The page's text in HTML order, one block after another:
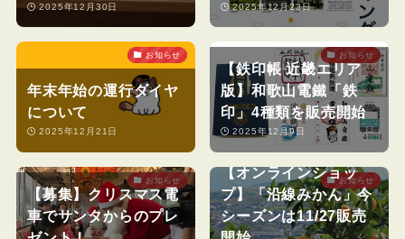
2025年12月30日 2025年12月23日
お知らせ
年末年始の運行ダイヤ
について
2025年12月21日
お知らせ
【鉄印帳 近畿エリア
版】和歌山電鐵「鉄
印」4種類を販売開始
2025年12月9日
お知らせ
【募集】クリスマス電
車でサンタからのプレ
お知らせ
【オンラインショッ
プ】「沿線みかん」今
シーズンは11/27販売